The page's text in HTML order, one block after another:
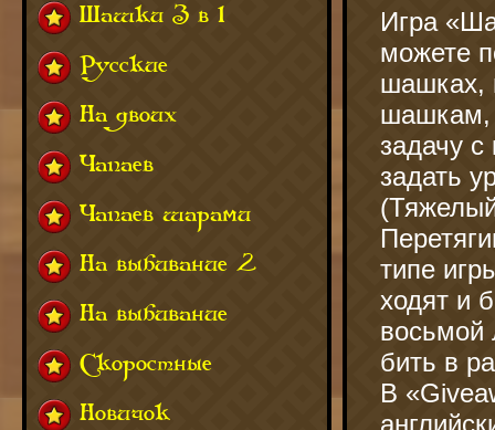
Игра
можете
шашках,
шашкам,
задачу
задать
типе
ходят и
восьмой
бить в
В
Шашки 3 в 1
Русские
На двоих
Чапаев
Чапаев шарами
На выбивание 2
На выбивание
Скоростные
Новичок